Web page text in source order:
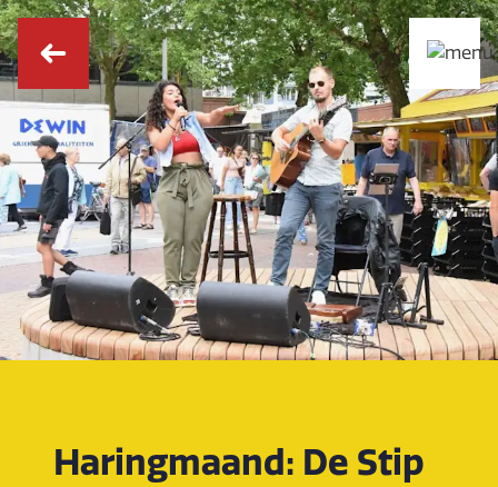
Haringmaand: De Stip